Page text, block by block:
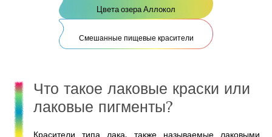
Цвета озера Аллокол
Смешанные пищевые красители
Что такое лаковые краски или
лаковые пигменты?
Красители типа лака, также называемые лаковыми